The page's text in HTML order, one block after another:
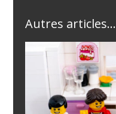
Autres articles...